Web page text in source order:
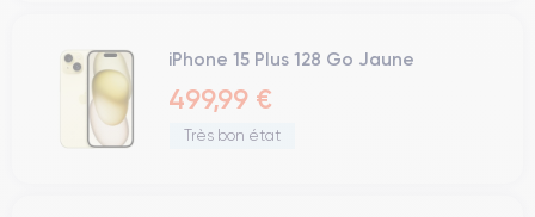
iPhone 15 Plus 128 Go Jaune
499,99 €
Très bon état